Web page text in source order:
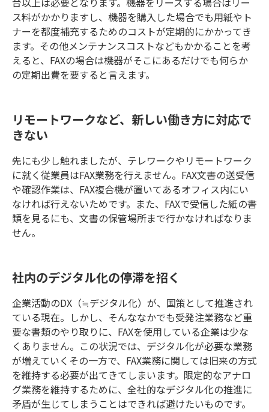
ス料がかかりますし、機器を購入した場合でも用紙やト
ナーを都度補充するためのコストが定期的にかかってき
ます。その他メンテナンスコストなどもかかることを考
えると、FAXの場合は機器がそこにあるだけでも何らか
の定期出費を要すると言えます。
リモートワークなど、新しい働き方に対応で
きない
先にも少し触れましたが、テレワークやリモートワーク
に就く従業員はFAX業務を行えません。FAX文書の送受信
や確認作業は、FAX複合機が置いてあるオフィス内にい
なければ行えないためです。また、FAXで受信した紙の書
類を見るにも、文書の保管場所まで行かなければなりま
せん。
社内のデジタル化の停滞を招く
企業活動のDX（≒デジタル化）が、国策として推進され
ている現在。しかし、そんななかでも受発注業務など重
要な書類のやり取りに、FAXを使用している企業は少な
くありません。この状況では、デジタル化が必要な業務
が増えていくその一方で、FAX業務に関しては旧来の方式
を維持する必要が出てきてしまいます。限定的なアナロ
グ業務を維持するために、全社的なデジタル化の推進に
矛盾が生じてしまうことはできれば避けたいものです。